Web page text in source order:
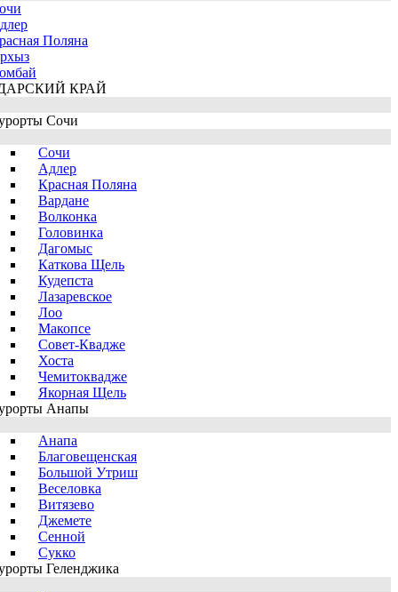
Поляна
КРАЙ
Сочи
Сочи
Адлер
Красная Поляна
Вардане
Волконка
Головинка
Дагомыс
Каткова Щель
Кудепста
Лазаревское
Лоо
Макопсе
Совет-Квадже
Хоста
Чемитоквадже
Якорная Щель
Анапы
Анапа
Благовещенская
Большой Утриш
Веселовка
Витязево
Джемете
Сенной
Сукко
Геленджика